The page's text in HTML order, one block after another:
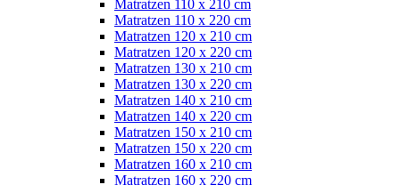
Matratzen 110 x 210 cm
Matratzen 110 x 220 cm
Matratzen 120 x 210 cm
Matratzen 120 x 220 cm
Matratzen 130 x 210 cm
Matratzen 130 x 220 cm
Matratzen 140 x 210 cm
Matratzen 140 x 220 cm
Matratzen 150 x 210 cm
Matratzen 150 x 220 cm
Matratzen 160 x 210 cm
Matratzen 160 x 220 cm